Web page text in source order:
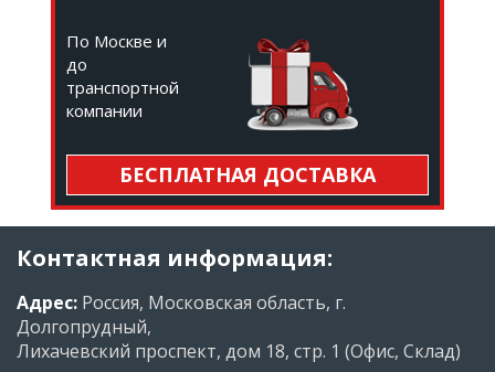
По Москве и
до
транспортной
компании
БЕСПЛАТНАЯ ДОСТАВКА
Контактная информация:
Адрес: Россия, Московская область, г.
Долгопрудный,
Лихачевский проспект, дом 18, стр. 1 (Офис, Склад)